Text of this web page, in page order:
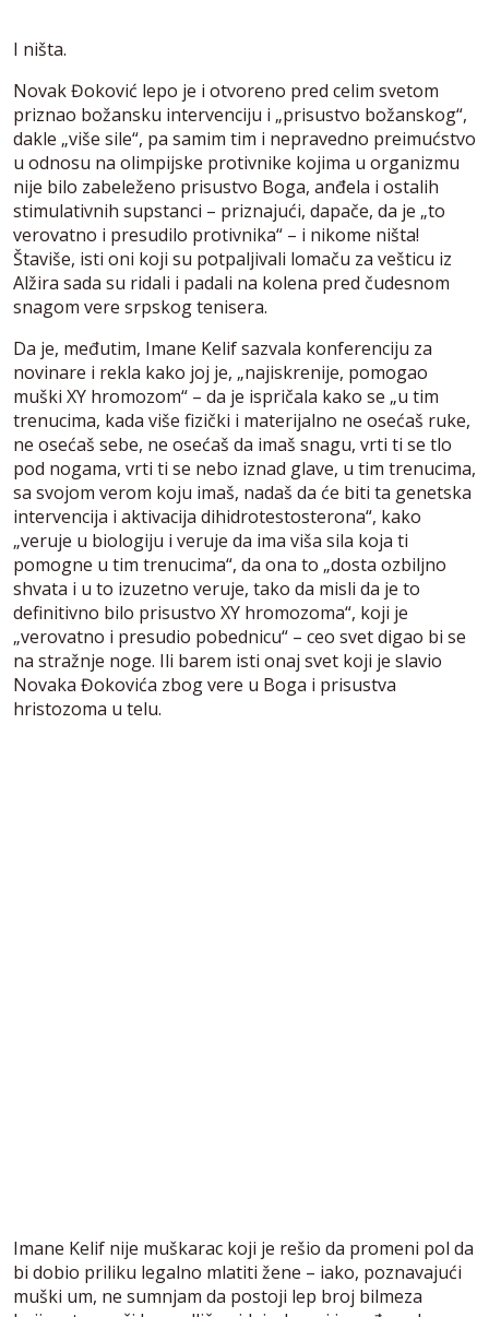
I ništa.
Novak Đoković lepo je i otvoreno pred celim svetom
priznao božansku intervenciju i „prisustvo božanskog“,
dakle „više sile“, pa samim tim i nepravedno preimućstvo
u odnosu na olimpijske protivnike kojima u organizmu
nije bilo zabeleženo prisustvo Boga, anđela i ostalih
stimulativnih supstanci – priznajući, dapače, da je „to
verovatno i presudilo protivnika“ – i nikome ništa!
Štaviše, isti oni koji su potpaljivali lomaču za vešticu iz
Alžira sada su ridali i padali na kolena pred čudesnom
snagom vere srpskog tenisera.
Da je, međutim, Imane Kelif sazvala konferenciju za
novinare i rekla kako joj je, „najiskrenije, pomogao
muški XY hromozom“ – da je ispričala kako se „u tim
trenucima, kada više fizički i materijalno ne osećaš ruke,
ne osećaš sebe, ne osećaš da imaš snagu, vrti ti se tlo
pod nogama, vrti ti se nebo iznad glave, u tim trenucima,
sa svojom verom koju imaš, nadaš da će biti ta genetska
intervencija i aktivacija dihidrotestosterona“, kako
„veruje u biologiju i veruje da ima viša sila koja ti
pomogne u tim trenucima“, da ona to „dosta ozbiljno
shvata i u to izuzetno veruje, tako da misli da je to
definitivno bilo prisustvo XY hromozoma“, koji je
„verovatno i presudio pobednicu“ – ceo svet digao bi se
na stražnje noge. Ili barem isti onaj svet koji je slavio
Novaka Đokovića zbog vere u Boga i prisustva
hristozoma u telu.
Imane Kelif nije muškarac koji je rešio da promeni pol da
bi dobio priliku legalno mlatiti žene – iako, poznavajući
muški um, ne sumnjam da postoji lep broj bilmeza